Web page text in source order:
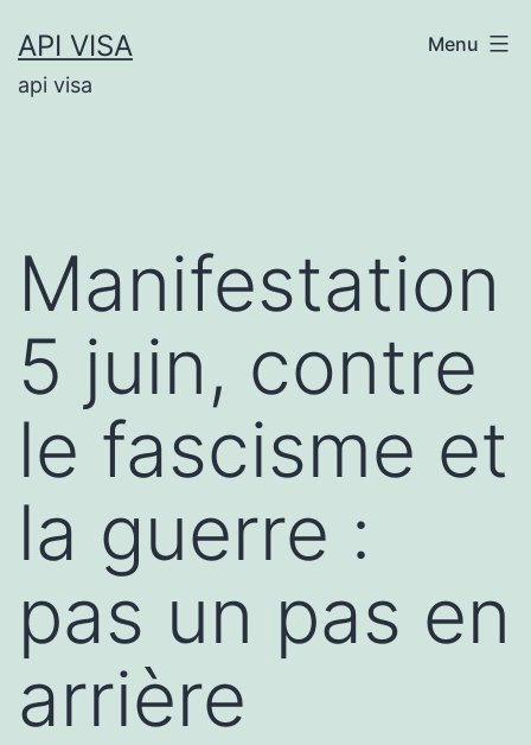
au
contenu
API VISA
api visa
Menu
Manifestation
5 juin, contre
le fascisme et
la guerre :
pas un pas en
arrière